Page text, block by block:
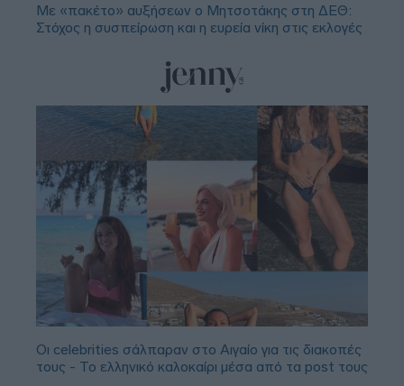
Με «πακέτο» αυξήσεων ο Μητσοτάκης στη ΔΕΘ:
Στόχος η συσπείρωση και η ευρεία νίκη στις εκλογές
Οι celebrities σάλπαραν στο Αιγαίο για τις διακοπές
τους - Το ελληνικό καλοκαίρι μέσα από τα post τους